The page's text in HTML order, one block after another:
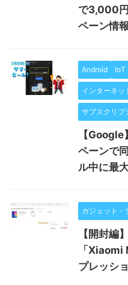
で3,000
ペーン情
Android IoT
インターネッ
サブスクリプ
【
ペーンで
ル中に最
ガジェット・
【開封編
「
プレッシ